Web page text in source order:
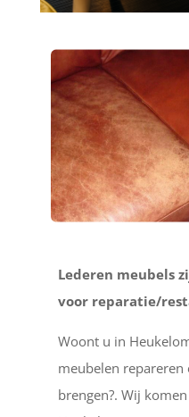
Lederen meubels
voor reparatie/
Woont u in
meubelen
brengen?. Wij